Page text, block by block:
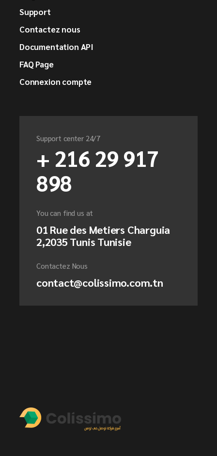
Support
Contactez nous
Documentation API
FAQ Page
Connexion compte
Support center 24/7
+ 216 29 917
898
You can find us at
01 Rue des Metiers Charguia
2,2035 Tunis Tunisie
Contactez Nous
contact@colissimo.com.tn